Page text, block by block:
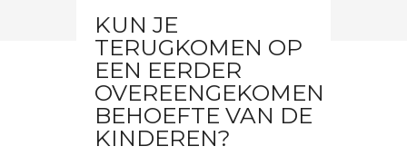
KUN JE
TERUGKOMEN OP
EEN EERDER
OVEREENGEKOMEN
BEHOEFTE VAN DE
KINDEREN?